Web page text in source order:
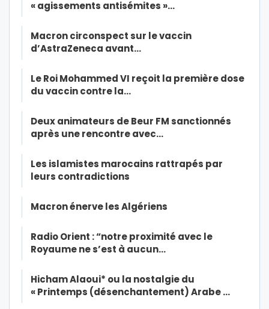
« agissements antisémites »…
Macron circonspect sur le vaccin
d’AstraZeneca avant…
Le Roi Mohammed VI reçoit la première dose
du vaccin contre la…
Deux animateurs de Beur FM sanctionnés
après une rencontre avec…
Les islamistes marocains rattrapés par
leurs contradictions
Macron énerve les Algériens
Radio Orient : “notre proximité avec le
Royaume ne s’est à aucun…
Hicham Alaoui* ou la nostalgie du
« Printemps (désenchantement) Arabe …